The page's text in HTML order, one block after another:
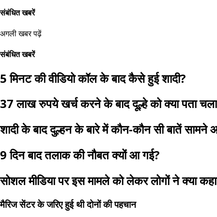
संबंधित खबरें
अगली खबर पढ़ें
संबंधित खबरें
5 मिनट की वीडियो कॉल के बाद कैसे हुई शादी?
37 लाख रुपये खर्च करने के बाद दूल्हे को क्या पता
शादी के बाद दुल्हन के बारे में कौन-कौन सी बातें सामने
9 दिन बाद तलाक की नौबत क्यों आ गई?
सोशल मीडिया पर इस मामले को लेकर लोगों ने क्या
मैरिज सेंटर के जरिए हुई थी दोनों की पहचान